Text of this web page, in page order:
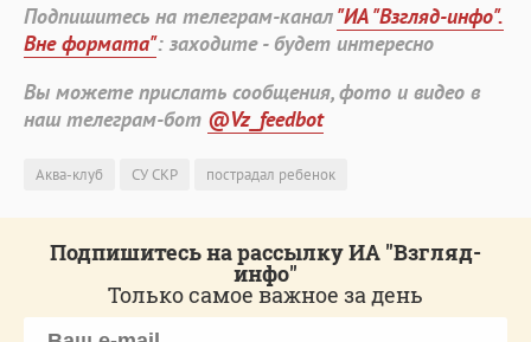
Подпишитесь на телеграм-канал"ИА "Взгляд-инфо".
Вне формата": заходите - будет интересно
Вы можете прислать сообщения, фото и видео в
наш телеграм-бот @Vz_feedbot
Аква-клуб СУ СКР пострадал ребенок
Подпишитесь на рассылку ИА "Взгляд-
инфо"
Только самое важное за день